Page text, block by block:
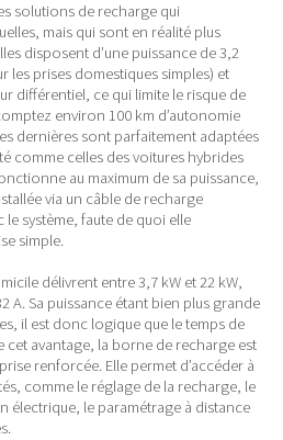
solutions de recharge qui
mais qui sont en réalité plus
disposent d’une puissance de 3,2
les prises domestiques simples) et
différentiel, ce qui limite le risque de
environ 100 km d’autonomie
dernières sont parfaitement adaptées
comme celles des voitures hybrides
au maximum de sa puissance,
via un câble de recharge
système, faute de quoi elle
simple.
délivrent entre 3,7 kW et 22 kW,
A. Sa puissance étant bien plus grande
il est donc logique que le temps de
cet avantage, la borne de recharge est
renforcée. Elle permet d’accéder à
comme le réglage de la recharge, le
le paramétrage à distance